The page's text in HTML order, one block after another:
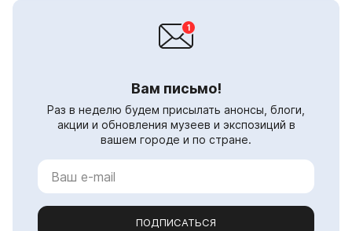
Вам письмо!
Раз в неделю будем присылать анонсы, блоги,
акции и обновления музеев и экспозиций в
вашем городе и по стране.
ПОДПИСАТЬСЯ